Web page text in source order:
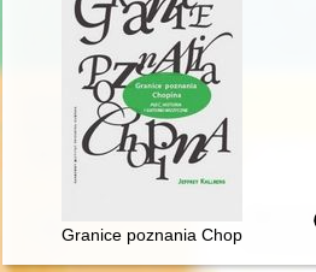
Granice poznania Chopina.